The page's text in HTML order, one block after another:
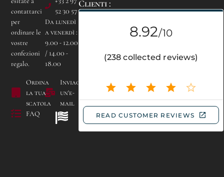
Campeggio Les
Località Kerogile -
56340 CARNAC
52 30 57
Da lunedì
a venerdì :
9.00 - 12.00
/ 14.00 -
18.00
Inviaci
un'e-
mail
contattarci
per
ordinare le
vostre
confezioni
regalo.
Ordina
la tua
scatola
FAQ
Clienti :